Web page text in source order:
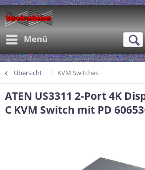
Menü
Übersicht KVM Switches
ATEN US3311 2-Port 4K
C KVM Switch mit PD